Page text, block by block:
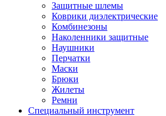
Защитные шлемы
Коврики диэлектрические
Комбинезоны
Наколенники защитные
Наушники
Перчатки
Маски
Брюки
Жилеты
Ремни
Специальный инструмент